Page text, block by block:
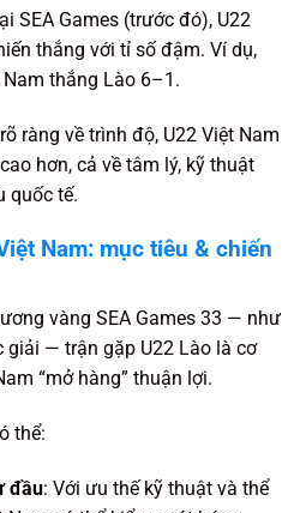
SEA Games (trước đó), U22
thắng với tỉ số đậm. Ví dụ,
Nam thắng Lào 6–1.
ràng về trình độ, U22 Việt Nam
hơn, cả về tâm lý, kỹ thuật
quốc tế.
Nam: mục tiêu & chiến
vàng SEA Games 33 — như
— trận gặp U22 Lào là cơ
“mở hàng” thuận lợi.
thể:
đầu: Với ưu thế kỹ thuật và thể